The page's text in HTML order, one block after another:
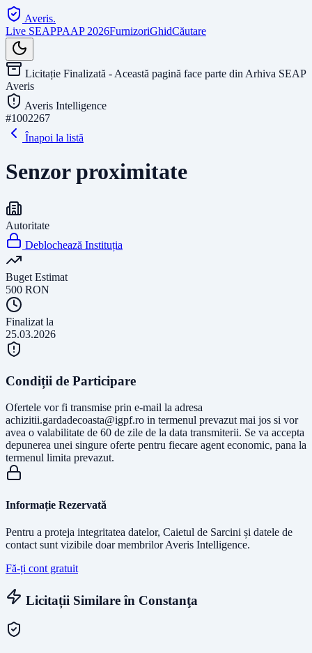
Averis.
Live SEAPPAAP 2026FurnizoriGhidCăutare
Licitație Finalizată - Această pagină face parte din Arhiva SEAP
Averis
Averis Intelligence
#1002267
Înapoi la listă
Senzor proximitate
Autoritate
Deblochează Instituția
Buget Estimat
500 RON
Finalizat la
25.03.2026
Condiții de Participare
Ofertele vor fi transmise prin e-mail la adresa
achizitii.gardadecoasta@igpf.ro in termenul prevazut mai jos si vor
avea o valabilitate de 60 de zile de la data transmiterii. Se va accepta
depunerea unei singure oferte pentru fiecare agent economic, pana la
termenul limita prevazut.
Informație Rezervată
Pentru a proteja integritatea datelor, Caietul de Sarcini și datele de
contact sunt vizibile doar membrilor Averis Intelligence.
Fă-ți cont gratuit
Licitații Similare în Constanţa